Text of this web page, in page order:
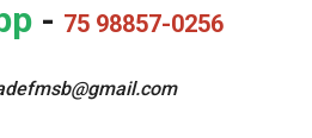
- 75 98857-0256